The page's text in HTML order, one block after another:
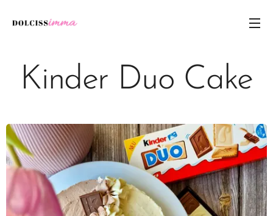
Kinder Duo Cake